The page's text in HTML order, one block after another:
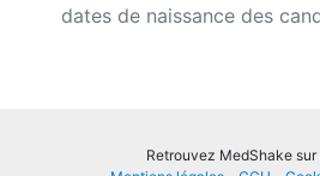
dates de naissance des
Retrouvez MedShake sur